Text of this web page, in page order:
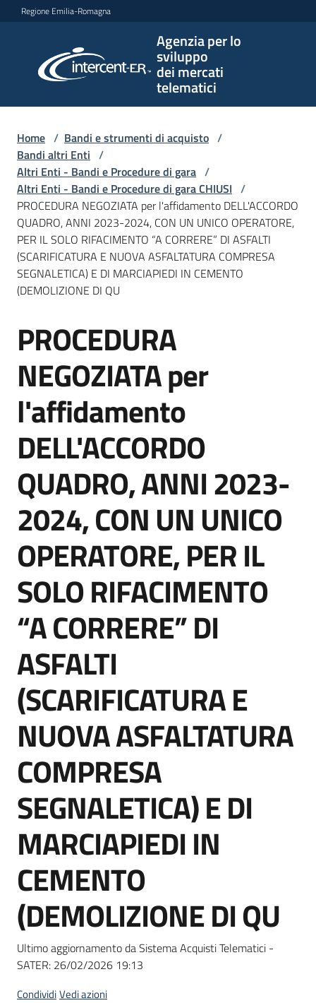
Vai al contenuto
Vai alla navigazione
Vai al footer
Regione Emilia-Romagna
Agenzia per lo
sviluppo
dei mercati
telematici
per lo
sviluppo
telematici
L'Agenzia
Bandi
e
strumenti
acquisto
Supporto
Piattaforme
telematiche
English
site
Seguici
su
Home / Bandi e strumenti di acquisto /
Bandi altri Enti /
Altri Enti - Bandi e Procedure di gara /
Altri Enti - Bandi e Procedure di gara CHIUSI /
PROCEDURA NEGOZIATA per l'affidamento DELL'ACCORDO
QUADRO, ANNI 2023-2024, CON UN UNICO OPERATORE,
PER IL SOLO RIFACIMENTO “A CORRERE” DI ASFALTI
(SCARIFICATURA E NUOVA ASFALTATURA COMPRESA
SEGNALETICA) E DI MARCIAPIEDI IN CEMENTO
(DEMOLIZIONE DI QU
Salta al contenuto
PROCEDURA
NEGOZIATA per
l'affidamento
DELL'ACCORDO
QUADRO, ANNI 2023-
2024, CON UN UNICO
OPERATORE, PER IL
SOLO RIFACIMENTO
“A CORRERE” DI
ASFALTI
(SCARIFICATURA E
NUOVA ASFALTATURA
COMPRESA
SEGNALETICA) E DI
MARCIAPIEDI IN
CEMENTO
(DEMOLIZIONE DI QU
Ultimo aggiornamento da Sistema Acquisti Telematici -
SATER: 26/02/2026 19:13
CondividiVedi azioni